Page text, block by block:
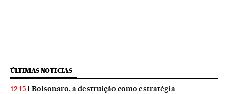
ÚLTIMAS NOTICIAS
12:15 Bolsonaro, a destruição como estratégia